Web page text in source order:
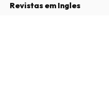
Revistas em Ingles